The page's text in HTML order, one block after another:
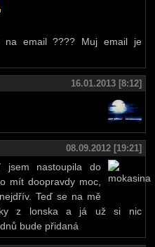
na email ???? Muj email je
16.01.2013 [8:12]
08.09.2012 [19:21]
nastoupila do
mít doopravdy moc,
Teď se na mě
z lonska a já už si nic
bude přidaná